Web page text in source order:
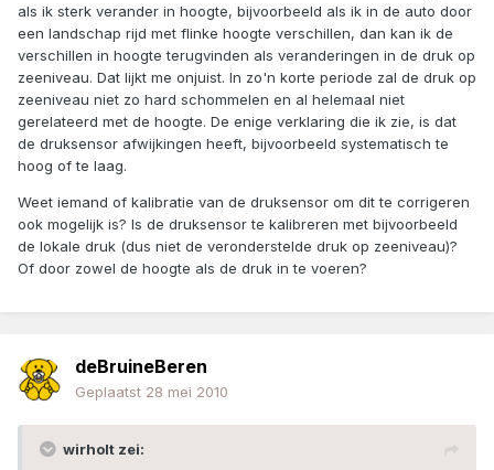
als ik sterk verander in hoogte, bijvoorbeeld als ik in de auto door
een landschap rijd met flinke hoogte verschillen, dan kan ik de
verschillen in hoogte terugvinden als veranderingen in de druk op
zeeniveau. Dat lijkt me onjuist. In zo'n korte periode zal de druk op
zeeniveau niet zo hard schommelen en al helemaal niet
gerelateerd met de hoogte. De enige verklaring die ik zie, is dat
de druksensor afwijkingen heeft, bijvoorbeeld systematisch te
hoog of te laag.
Weet iemand of kalibratie van de druksensor om dit te corrigeren
ook mogelijk is? Is de druksensor te kalibreren met bijvoorbeeld
de lokale druk (dus niet de veronderstelde druk op zeeniveau)?
Of door zowel de hoogte als de druk in te voeren?
deBruineBeren
Geplaatst 28 mei 2010
wirholt zei: